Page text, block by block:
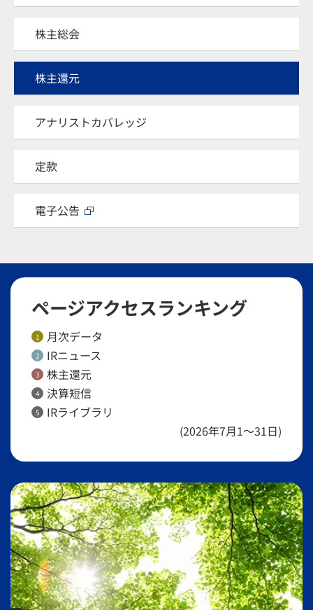
株主総会
株主還元
アナリストカバレッジ
定款
電子公告
ページアクセスランキング
1 月次データ
2 IRニュース
3 株主還元
4 決算短信
5
IRライブラリ
(2026年7月1～31日)